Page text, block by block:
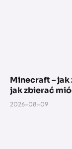
Minecraft – jak
jak zbierać
2026-08-09